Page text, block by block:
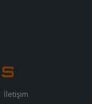
İletişim